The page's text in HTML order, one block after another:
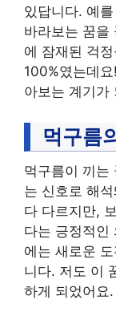
있답니다. 예
바라보는 꿈을
에 잠재된 걱
100%였는데
아보는 계기가
먹구름
먹구름이 끼는
는 신호로 해
다 다르지만,
다는 긍정적인
에는 새로운
니다. 저도 이
하게 되었어요.